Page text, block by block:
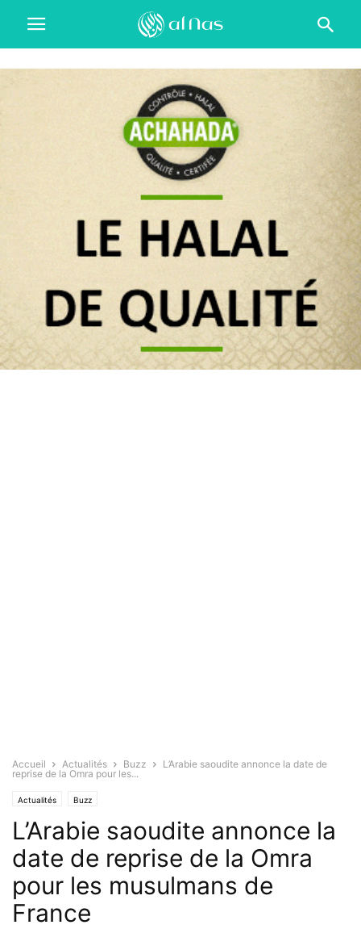
Accueil Actualités Buzz
L’Arabie saoudite annonce la date de
reprise de la Omra pour les...
Actualités Buzz
L’Arabie saoudite annonce la
date de reprise de la Omra
pour les musulmans de
France